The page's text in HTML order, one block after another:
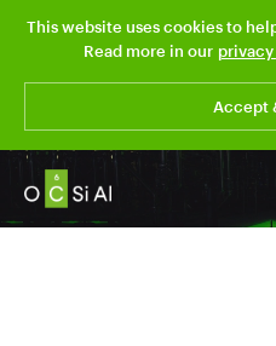
This website uses cookies to
Read more in our
Accept